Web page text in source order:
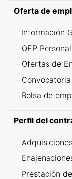
Oferta de
Información
OEP
Ofertas de
Bolsa de
Perfil del
Adquisiciones
Prestación